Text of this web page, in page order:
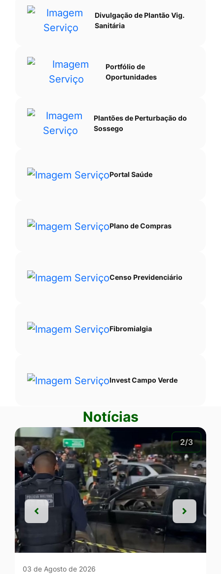
Divulgação de Plantão Vig.
Sanitária
Portfólio de
Oportunidades
Plantões de Perturbação do
Sossego
Portal Saúde
Plano de Compras
Censo Previdenciário
Fibromialgia
Invest Campo Verde
Notícias
2/3
03 de Agosto de 2026
Anterior
Anterior Próxima